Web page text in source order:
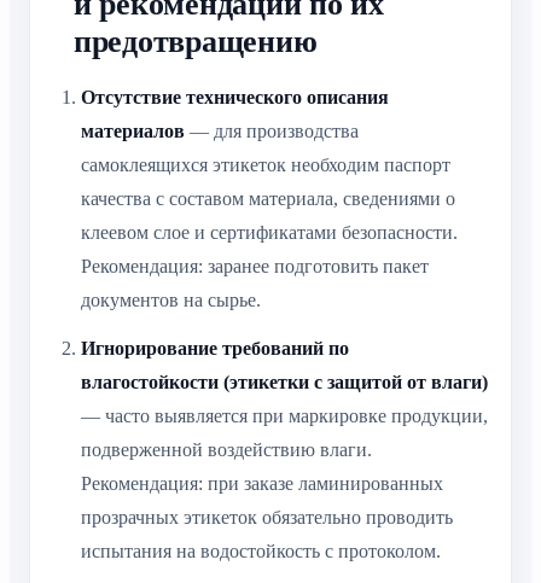
предотвращению
Отсутствие технического описания
материалов — для производства
самоклеящихся этикеток необходим паспорт
качества с составом материала, сведениями о
клеевом слое и сертификатами безопасности.
Рекомендация: заранее подготовить пакет
документов на сырье.
Игнорирование требований по
влагостойкости (этикетки с защитой от влаги)
— часто выявляется при маркировке продукции,
подверженной воздействию влаги.
Рекомендация: при заказе ламинированных
прозрачных этикеток обязательно проводить
испытания на водостойкость с протоколом.